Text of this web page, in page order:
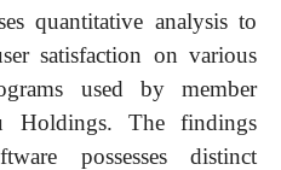
quantitative analysis to
satisfaction on various
used by member
Holdings. The findings
possesses distinct